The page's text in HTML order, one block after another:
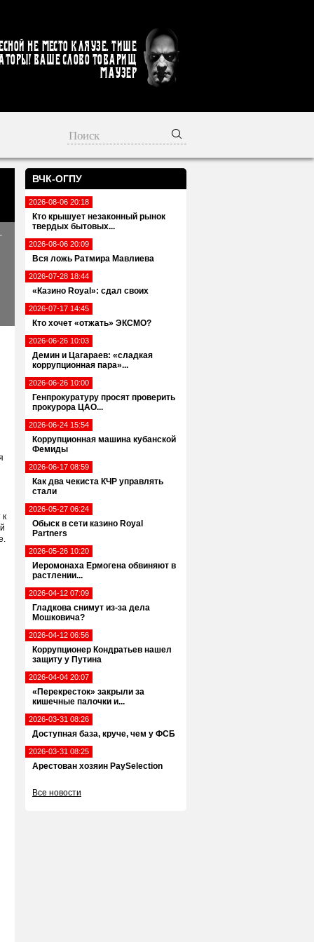
не место кляузе. Тише
Ваше слово товарищ
Маузер
ВЧК-ОГПУ
2026-08-06 20:18
Кто крышует незаконный рынок
твердых бытовых...
2026-08-06 20:09
Вся ложь Ратмира Мавлиева
2026-07-28 18:44
«Казино Royal»: сдал своих
2026-07-17 14:45
Кто хочет «отжать» ЭКСМО?
2026-06-26 10:03
Демин и Цагараев: «сладкая
коррупционная пара»...
2026-06-26 10:00
Генпрокуратуру просят проверить
прокурора ЦАО...
2026-06-24 15:54
Коррупционная машина кубанской
Фемиды
2026-06-17 08:59
Как два чекиста КЧР управлять
стали
2026-05-27 06:24
Обыск в сети казино Royal
Partners
2026-05-26 10:20
Иеромонаха Ермогена обвиняют в
растлении...
2026-04-12 07:09
Гладкова снимут из-за дела
Мошковича?
2026-04-12 06:56
Коррупционер Кондратьев нашел
защиту у Путина
2026-04-04 20:07
«Перекресток» закрыли за
кишечные палочки и...
2026-03-31 08:26
Доступная база, круче, чем у ФСБ
2026-03-31 08:25
Арестован хозяин PaySelection
Все новости
к